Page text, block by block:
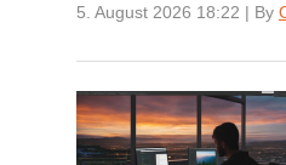
5. August 2026 18:22 | By